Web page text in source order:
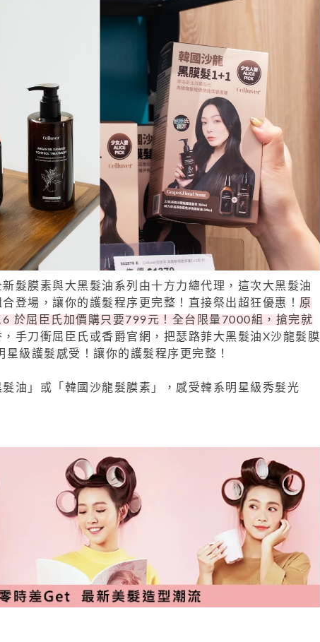
髮膜素與大黑髮油系列由十方力總代理，這次大黑髮油
登場，讓你的護髮程序更完整！直接祭出超狂優惠！ 原
於屈臣氏加價購只要799元！全台限量7000組，搶完就
手刀衝屈臣氏或香爵官網，把瑟路菲大黑髮油X沙龍髮膜
級護髮感受！讓你的護髮程序更完整！
油」或「韓國沙龍髮膜素」，感受韓系明星級秀髮光